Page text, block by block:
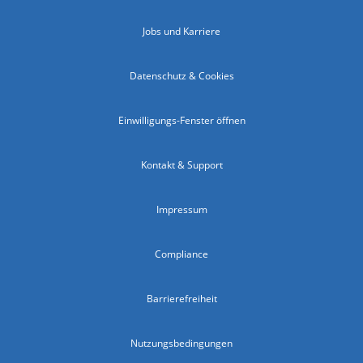
Jobs und Karriere
Datenschutz & Cookies
Einwilligungs-Fenster öffnen
Kontakt & Support
Impressum
Compliance
Barrierefreiheit
Nutzungsbedingungen